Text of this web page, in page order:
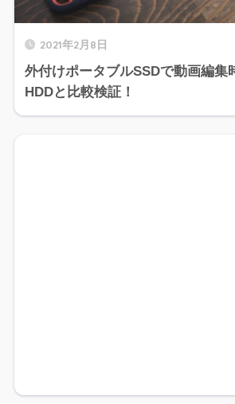
2021年2月8日
外付けポータブルSSDで動画編集
HDDと比較検証！